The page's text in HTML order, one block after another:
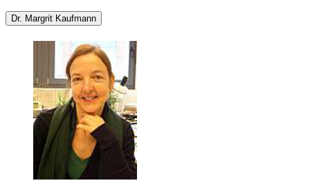
Dr. Margrit Kaufmann